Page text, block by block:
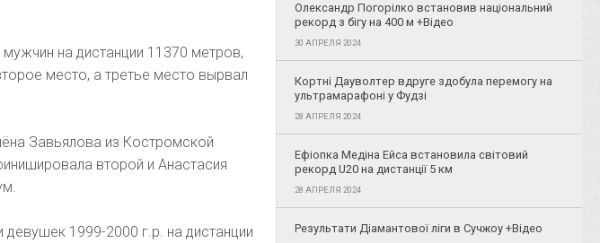
на дистанции 11370 метров,
место, а третье место вырвал
Завьялова из Костромской
второй и Анастасия
1999-2000 г.р. на дистанции
Олександр Погорілко встановив національний
рекорд з бігу на 400 м +Відео
30 АПРЕЛЯ 2024
Кортні Дауволтер вдруге здобула перемогу на
ультрамарафоні у Фудзі
28 АПРЕЛЯ 2024
Ефіопка Медіна Ейса встановила світовий
рекорд U20 на дистанції 5 км
28 АПРЕЛЯ 2024
Результати Діамантової ліги в Сучжоу +Відео